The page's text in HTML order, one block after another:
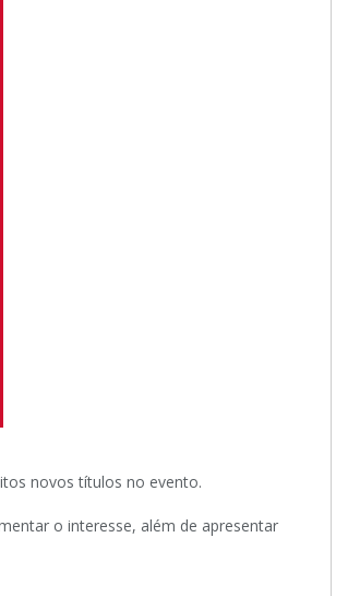
novos títulos no evento.
o interesse, além de apresentar